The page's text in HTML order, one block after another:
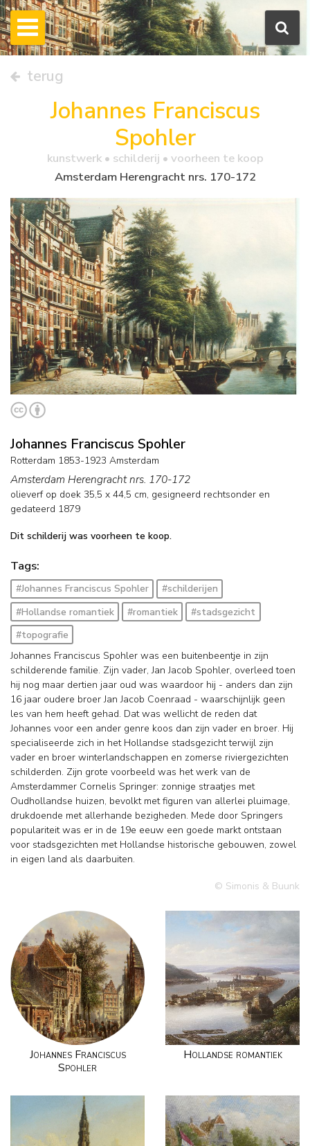
terug
Johannes Franciscus
Spohler
kunstwerk • schilderij • voorheen te koop
Amsterdam Herengracht nrs. 170-172
Johannes Franciscus Spohler
Rotterdam 1853-1923 Amsterdam
Amsterdam Herengracht nrs. 170-172
olieverf op doek 35,5 x 44,5 cm, gesigneerd rechtsonder en
gedateerd 1879
Dit schilderij was voorheen te koop.
Tags:
#Johannes Franciscus Spohler
#schilderijen
#Hollandse romantiek
#romantiek
#stadsgezicht
#topografie
Johannes Franciscus Spohler was een buitenbeentje in zijn
schilderende familie. Zijn vader, Jan Jacob Spohler, overleed toen
hij nog maar dertien jaar oud was waardoor hij - anders dan zijn
16 jaar oudere broer Jan Jacob Coenraad - waarschijnlijk geen
les van hem heeft gehad. Dat was wellicht de reden dat
Johannes voor een ander genre koos dan zijn vader en broer. Hij
specialiseerde zich in het Hollandse stadsgezicht terwijl zijn
vader en broer winterlandschappen en zomerse riviergezichten
schilderden. Zijn grote voorbeeld was het werk van de
Amsterdammer Cornelis Springer: zonnige straatjes met
Oudhollandse huizen, bevolkt met figuren van allerlei pluimage,
drukdoende met allerhande bezigheden. Mede door Springers
populariteit was er in de 19e eeuw een goede markt ontstaan
voor stadsgezichten met Hollandse historische gebouwen, zowel
in eigen land als daarbuiten.
© Simonis & Buunk
Johannes Franciscus
Spohler
Hollandse romantiek